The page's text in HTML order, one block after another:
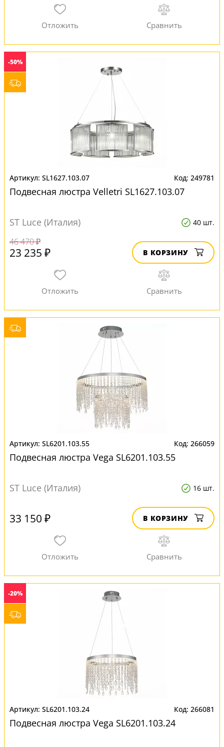
-50%
SL1627.103.07 249781
Подвесная люстра Velletri SL1627.103.07
ST Luce (Италия) 40 шт.
46 470 ₽
23 235 ₽ В КОРЗИНУ
SL6201.103.55 266059
Подвесная люстра Vega SL6201.103.55
ST Luce (Италия) 16 шт.
33 150 ₽ В КОРЗИНУ
-20%
SL6201.103.24 266081
Подвесная люстра Vega SL6201.103.24